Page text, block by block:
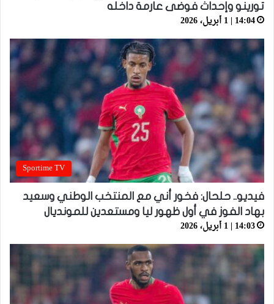
تورينو وإحداث فوضى عارمة داخله
14:04 | 1 أبريل، 2026
Sportime TV
فيديو.. حلحال: فخور أني مع المنتخب الوطني وسعيد
بهاد الفوز في أول ظهور ليا ومستعدين للمونديال
14:03 | 1 أبريل، 2026